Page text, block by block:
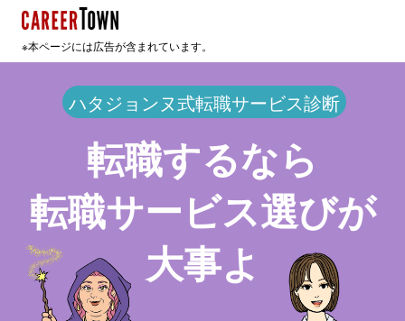
※本ページには広告が含まれています。
ハタジョンヌ式転職サービス診断
転職するなら
転職サービス選びが
大事よ